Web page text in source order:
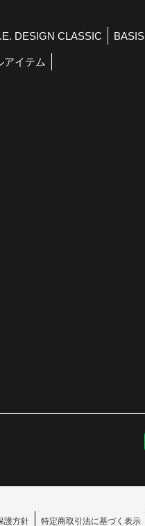
DESIGN CLASSIC BASIS
アイテム
護方針 特定商取引法に基づく表示